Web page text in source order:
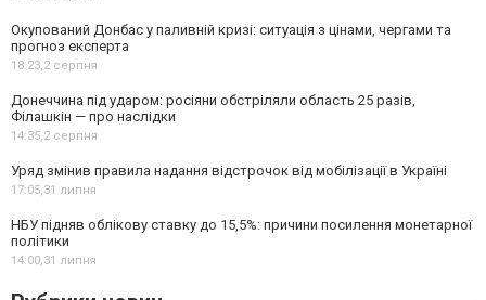
Окупований Донбас у паливній кризі: ситуація з цінами, чергами та
прогноз експерта
18:23,2 серпня
Донеччина під ударом: росіяни обстріляли область 25 разів,
Філашкін — про наслідки
14:35,2 серпня
Уряд змінив правила надання відстрочок від мобілізації в Україні
17:05,31 липня
НБУ підняв облікову ставку до 15,5%: причини посилення монетарної
політики
14:00,31 липня